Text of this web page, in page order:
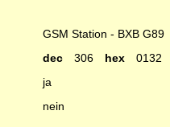
GSM Station - BXB G89
dec 306 hex 0132
ja
nein